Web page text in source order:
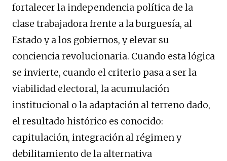
fortalecer la independencia política de la
clase trabajadora frente a la burguesía, al
Estado y a los gobiernos, y elevar su
conciencia revolucionaria. Cuando esta lógica
se invierte, cuando el criterio pasa a ser la
viabilidad electoral, la acumulación
institucional o la adaptación al terreno dado,
el resultado histórico es conocido:
capitulación, integración al régimen y
debilitamiento de la alternativa